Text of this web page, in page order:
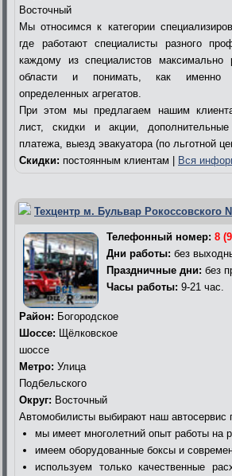
Восточный
Мы относимся к категории
где работают специалисты разного
каждому из специалистов максимально
области и понимать, как именно
определенных агрегатов.
При этом мы предлагаем нашим
лист, скидки и акции,
платежа, выезд эвакуатора (по льготной
Скидки: постоянным клиентам | Вся
Техцентр м. Бульвар Рокоссовского
Телефонный номер: 8
Дни работы: без
Праздничные дни: без
Часы работы: 9-21 час.
Район: Богородское
Шоссе: Щёлковское
шоссе
Метро: Улица
Подбельского
Округ: Восточный
Автомобилисты выбирают наш автосервис
мы имеет многолетний опыт работы на
имеем оборудованные боксы и
используем только качественные